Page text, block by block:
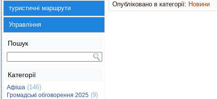
туристичні маршрути
Управління
Пошук
Категорії
Афіша (146)
Громадські обговорення 2025 (9)
Опубліковано в категорії: Новини